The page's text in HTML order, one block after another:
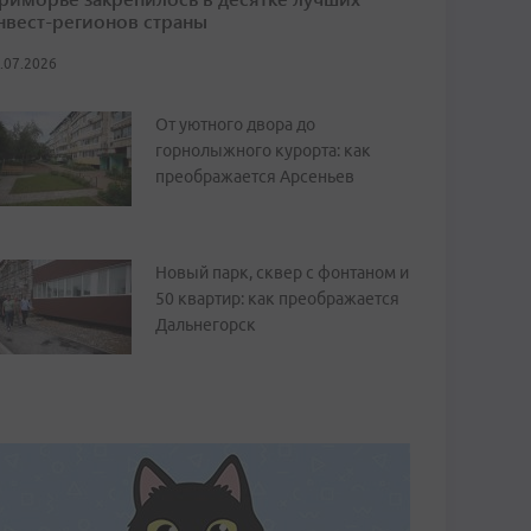
регионов страны
От уютного двора до
горнолыжного курорта: как
преображается Арсеньев
Новый парк, сквер с фонтаном и
50 квартир: как преображается
Дальнегорск